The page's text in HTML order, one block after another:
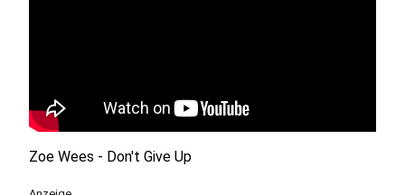
Zoe Wees - Don't Give Up